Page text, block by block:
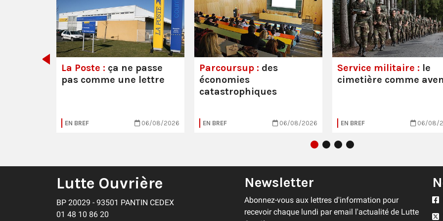
La Poste : ça ne passe
pas comme une lettre
EN BREF 06/08/2026
Parcoursup : des
économies
catastrophiques
EN BREF 06/08/2026
Service militaire : le
cimetière comme
EN BREF 06/08/
Lutte Ouvrière
BP 20029 - 93501 PANTIN CEDEX
01 48 10 86 20
Newsletter
Abonnez-vous aux lettres d'information pour
recevoir chaque lundi par email l'actualité de Lutte